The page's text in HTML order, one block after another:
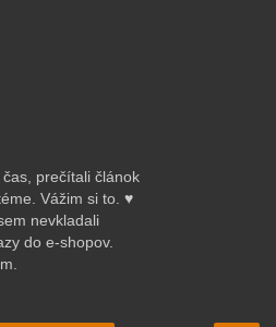
prečítali článok
Vážim si to. ♥
nevkladali
do e-shopov.